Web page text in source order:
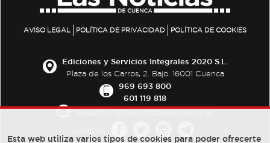
AVISO LEGAL POLÍTICA DE PRIVACIDAD POLÍTICA DE COOKIES
Ediciones y Servicios Integrales 2020 S.L.
Plaza de los Carros, 2. Bajo. 16001 Cuenca
969 693 800
601 119 818
Esta web utiliza varios tipos de cookies para poder ofrecerte